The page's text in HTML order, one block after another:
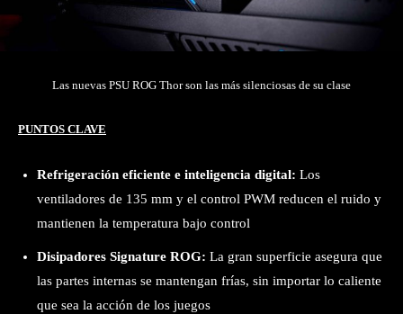
Las nuevas PSU ROG Thor son las más silenciosas de su clase
PUNTOS CLAVE
Refrigeración eficiente e inteligencia digital: Los
ventiladores de 135 mm y el control PWM reducen el ruido y
mantienen la temperatura bajo control
Disipadores Signature ROG: La gran superficie asegura que
las partes internas se mantengan frías, sin importar lo caliente
que sea la acción de los juegos